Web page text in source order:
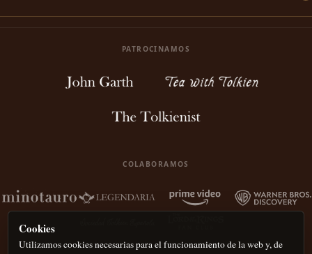
PATROCINAMOS
COLABORAMOS
Cookies
Utilizamos cookies necesarias para el funcionamiento de la web y, de